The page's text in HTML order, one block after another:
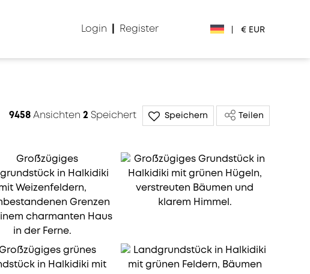
Login Register € EUR
£ GBP
Лв. BGN
din RSD
9458Ansichten 2 Speichert Speichern Teilen